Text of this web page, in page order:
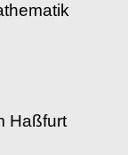
Haßfurt